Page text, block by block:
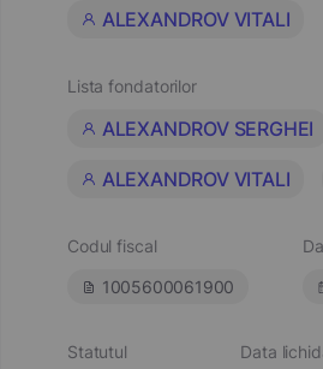
ALEXANDROV VITALI
Lista fondatorilor
ALEXANDROV SERGHEI
ALEXANDROV VITALI
Codul fiscal
1005600061900
Statutul
Data